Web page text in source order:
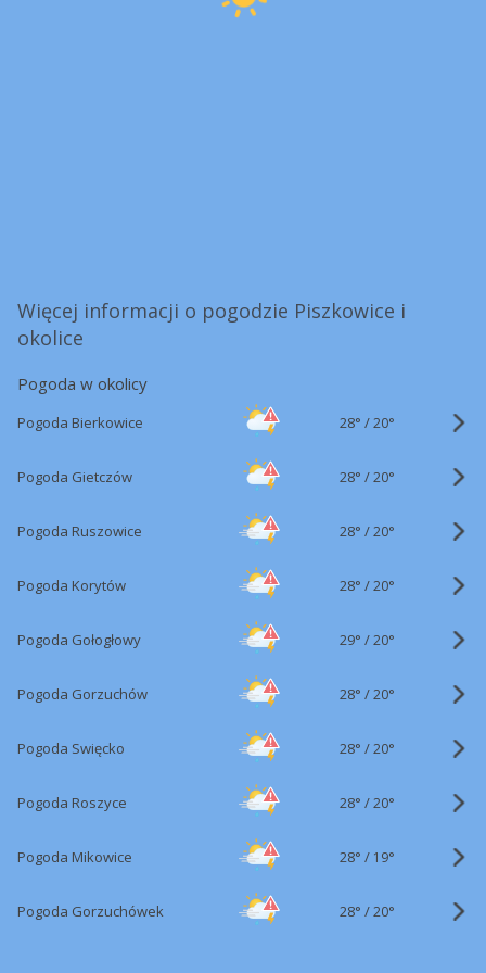
Więcej informacji o pogodzie Piszkowice i
okolice
Pogoda w okolicy
Pogoda Bierkowice 28° /20°
Pogoda Gietczów 28° /20°
Pogoda Ruszowice 28° /20°
Pogoda Korytów 28° /20°
Pogoda Gołogłowy 29° /20°
Pogoda Gorzuchów 28° /20°
Pogoda Swięcko 28° /20°
Pogoda Roszyce 28° /20°
Pogoda Mikowice 28° / 19°
Pogoda Gorzuchówek 28° /20°